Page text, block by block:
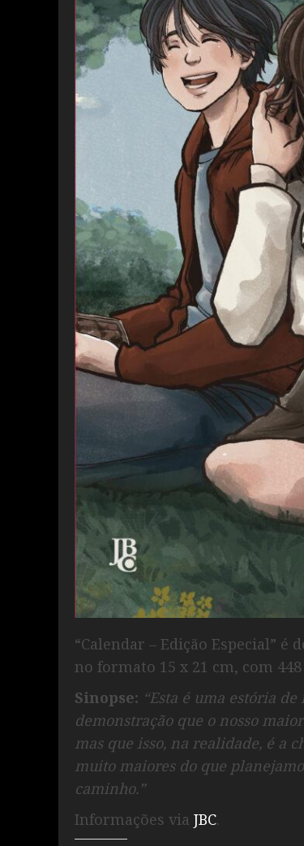
“Calendar – Edição Especial”
no formato 15 x 21 cm, com
Sinopse: “Esta é uma estória
demonstração que o nosso
mas que isso, na realidade, é a
muito maiores do que
caminho.”
Informações via JBC.